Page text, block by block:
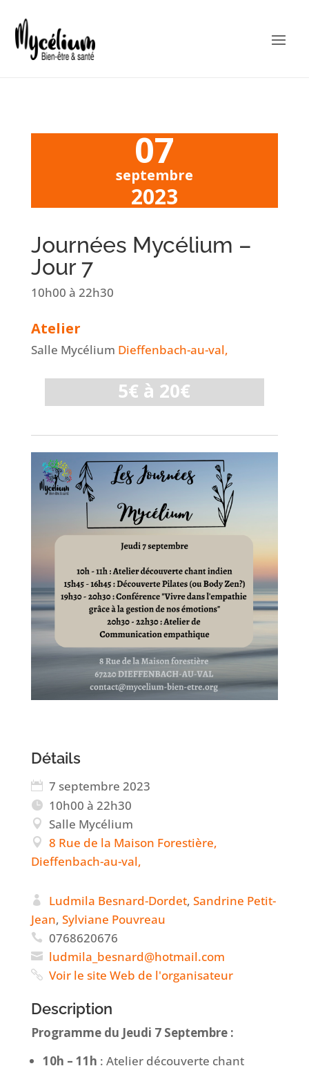
07
septembre
2023
Journées Mycélium –
Jour 7
10h00 à 22h30
Atelier
Salle Mycélium Dieffenbach-au-val,
5€ à 20€
Détails
7 septembre 2023
10h00 à 22h30
Salle Mycélium
8 Rue de la Maison Forestière,
Dieffenbach-au-val,
Ludmila Besnard-Dordet, Sandrine Petit-
Jean, Sylviane Pouvreau
0768620676
moc.l
iamto
h@dra
nseb_
alimd
ul
Voir le site Web de l'organisateur
Description
Programme du Jeudi 7 Septembre :
10h – 11h : Atelier découverte chant